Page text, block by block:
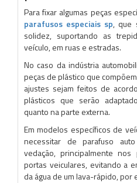
Para fixar algumas peças
parafusos especiais sp, que
solidez, suportando as
veículo, em ruas e estradas.
No caso da indústria
peças de plástico que
ajustes sejam feitos de
plásticos que serão
quanto na parte externa.
Em modelos específicos de
necessitar de parafuso
vedação, principalmente
portas veiculares, evitando a
da água de um lava-rápido, por